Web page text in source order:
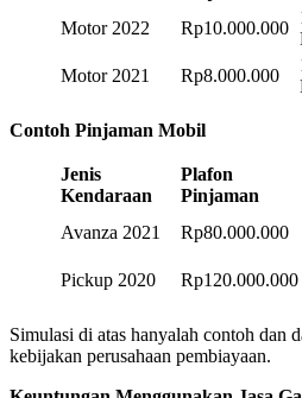
Motor 2022
Rp10.000.000
Motor 2021 Rp8.000.000
Contoh Pinjaman Mobil
Jenis
Kendaraan
Plafon
Pinjaman
Avanza 2021
Rp80.000.000
Pickup 2020 Rp120.000.000
Simulasi di atas hanyalah contoh dan
kebijakan perusahaan pembiayaan.